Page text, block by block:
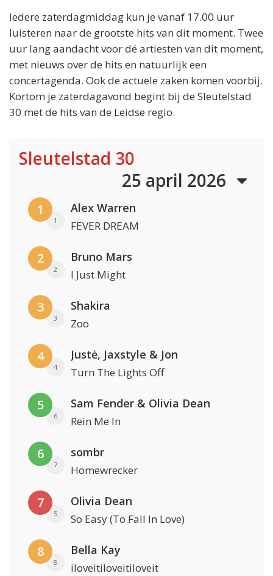
Iedere zaterdagmiddag kun je vanaf 17.00 uur
luisteren naar de grootste hits van dit moment. Twee
uur lang aandacht voor dé artiesten van dit moment,
met nieuws over de hits en natuurlijk een
concertagenda. Ook de actuele zaken komen voorbij.
Kortom je zaterdagavond begint bij de Sleutelstad
30 met de hits van de Leidse regio.
Sleutelstad 30
25 april 2026
1
1
Alex Warren
FEVER DREAM
2
2
Bruno Mars
I Just Might
3
3
Shakira
Zoo
4
4
Justė, Jaxstyle & Jon
Turn The Lights Off
5
6
Sam Fender & Olivia Dean
Rein Me In
6
7
sombr
Homewrecker
7
5
Olivia Dean
So Easy (To Fall In Love)
8
8
Bella Kay
iloveitiloveitiloveit